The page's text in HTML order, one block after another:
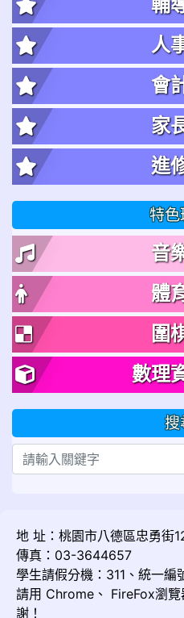
輔
人
會
家
進
特色
音
體
圍
數理
搜
地 址：桃園市八德區忠勇街
傳真：03-3644657
學生請假分機：311、統一
請用 Chrome 、 FireFox瀏覽
謝！